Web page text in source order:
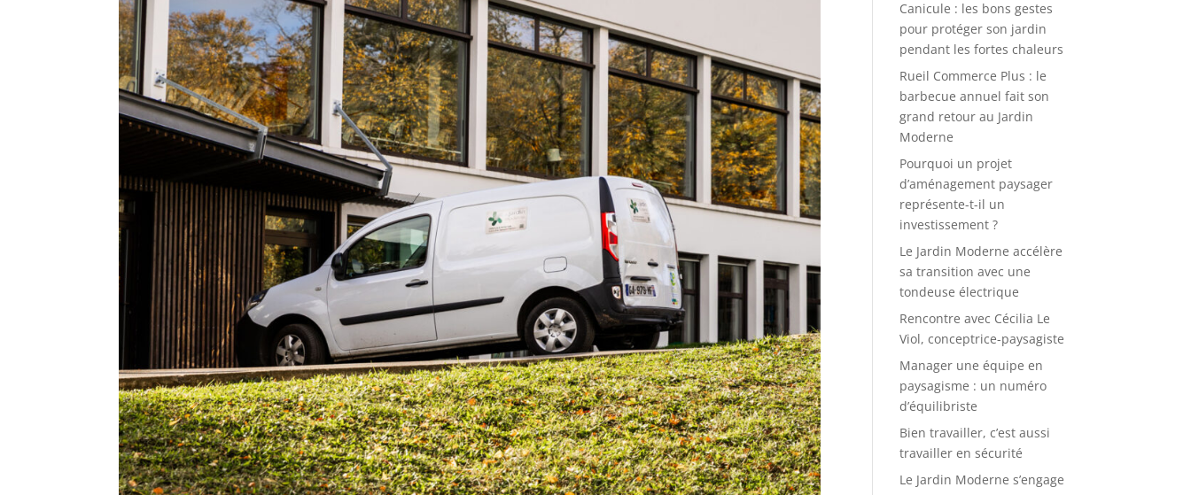
Canicule : les bons gestes
pour protéger son jardin
pendant les fortes chaleurs
Rueil Commerce Plus : le
barbecue annuel fait son
grand retour au Jardin
Moderne
Pourquoi un projet
d’aménagement paysager
représente-t-il un
investissement ?
Le Jardin Moderne accélère
sa transition avec une
tondeuse électrique
Rencontre avec Cécilia Le
Viol, conceptrice-paysagiste
Manager une équipe en
paysagisme : un numéro
d’équilibriste
Bien travailler, c’est aussi
travailler en sécurité
Le Jardin Moderne s’engage